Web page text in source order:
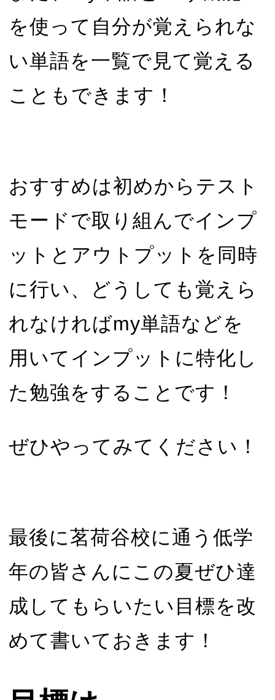
を使って自分が覚えられな
い単語を一覧で見て覚える
こともできます！
おすすめは初めからテスト
モードで取り組んでインプ
ットとアウトプットを同時
に行い、どうしても覚えら
れなければmy単語などを
用いてインプットに特化し
た勉強をすることです！
ぜひやってみてください！
最後に茗荷谷校に通う低学
年の皆さんにこの夏ぜひ達
成してもらいたい目標を改
めて書いておきます！